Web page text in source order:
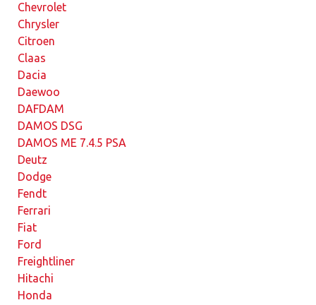
Chevrolet
Chrysler
Citroen
Claas
Dacia
Daewoo
DAFDAM
DAMOS DSG
DAMOS ME 7.4.5 PSA
Deutz
Dodge
Fendt
Ferrari
Fiat
Ford
Freightliner
Hitachi
Honda